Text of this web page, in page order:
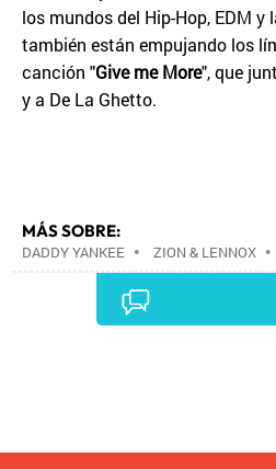
los mundos del Hip-Hop, EDM
también están empujando los
canción "Give me More", que
y a De La Ghetto.
MÁS SOBRE:
DADDY YANKEE • ZION & LENNOX •
GRUPOS MÚSICA•MÚSICA•